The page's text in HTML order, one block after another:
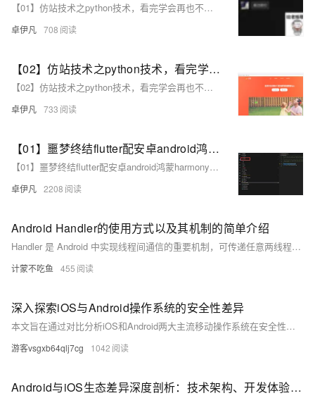
【01】仿站技术之python技术，看完学会再也不用去购买收费工具了-用python扒一个app下载落地页-包括安卓android下载（简单）-ios苹果plist下载（稍微麻烦一丢丢）-客户的麻将软件需要下载落地页并且要做搜索引擎推广-本文用python语言快速开发爬取落地页下载-优雅草卓伊凡
卓伊凡 708
【02】仿站技术之python技术，看完学会再也不用去购买收费工具了-本次找了小影-感觉页面很好看-本次是爬取vue需要用到Puppeteer库用node.js扒一个app下载落地页-包括安卓android下载（简单）-ios苹果plist下载（稍微麻烦一丢丢）-优雅草卓伊凡
【02】仿站技术之python技术，看完学会再也不用去购买收费工具了-本次找了小影-感觉页面很好看-本次是爬取vue需要用到Puppeteer库用node.js扒一个app下载落地页-包括安卓android下载（简单）-ios苹果plist下载（稍微麻烦一丢丢）-优雅草卓伊凡
卓伊凡 733
【01】噩梦终结flutter配安卓android鸿蒙harmonyOS 以及next调试环境配鸿蒙和ios真机调试环境-flutter项目安卓环境配置-gradle-agp-ndkVersion模拟器运行真机测试环境-本地环境搭建-如何快速搭建android本地运行环境-优雅草卓伊凡-很多人在这步就被难倒了
【01】噩梦终结flutter配安卓android鸿蒙harmonyOS 以及next调试环境配鸿蒙和ios真机调试环境-flutter项目安卓环境配置-gradle-agp-ndkVersion模拟器运行真机测试环境-本地环境搭建-如何快速搭建android本地运行环境-优雅草卓伊凡-很多人在这步就被难倒了
卓伊凡 2208
Android Handler的使用方式以及其机制的简单介绍
Handler 是 Android 中实现线程间通信的重要机制，可传递任意两线程数据。常用场景包括子线程向主线程（UI 线程）传递结果，以及主线程向子线程发送消息。其核心涉及四个类：Handler（发送/接收消息）、Message（消息载体）、MessageQueue（消息队列）和 Looper（消息循环泵）。基本流程为：Handler 发送 Message 至 MessageQueue，Looper 从队列中按 FIFO 取出并处理。
计蒙不吃鱼 455
深入探索iOS与Android操作系统的安全性差异
本文旨在通过对比分析iOS和Android两大主流移动操作系统在安全性方面的差异，揭示它们各自的安全机制、面临的挑战以及用户如何提升自身设备的安全保护。通过对系统架构、应用审核机制、数据加密方式及隐私政策的深入探讨，本文为读者提供了一个全面了解两大平台安全性的视角，并提出了实用的安全建议。
游客vsgxb64qlj7cg 1042
Android与iOS生态差异深度剖析：技术架构、开发体验与市场影响####